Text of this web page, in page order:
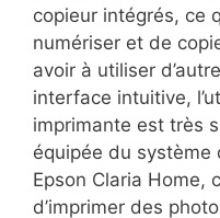
copieur intégrés, ce
numériser et de
avoir à utiliser
interface intuitive,
imprimante est très
équipée du système
Epson Claria Home,
d’imprimer des